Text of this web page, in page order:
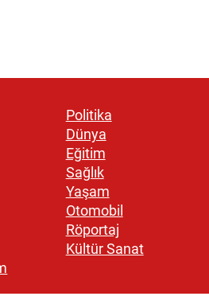
Politika
Dünya
Eğitim
Sağlık
Yaşam
Otomobil
Röportaj
Kültür Sanat